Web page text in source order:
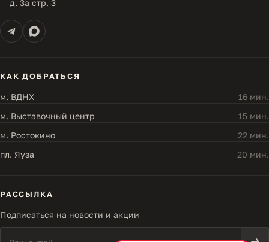
д. 3а стр. 3
КАК ДОБРАТЬСЯ
м. ВДНХ
16 мин.
м. Выставочный центр
15 мин.
м. Ростокино
22 мин.
пл. Яуза
20 мин.
РАССЫЛКА
Подписаться на новости и акции